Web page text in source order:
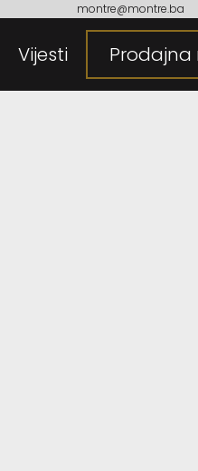
montre@montre.ba
Vijesti Prodajna